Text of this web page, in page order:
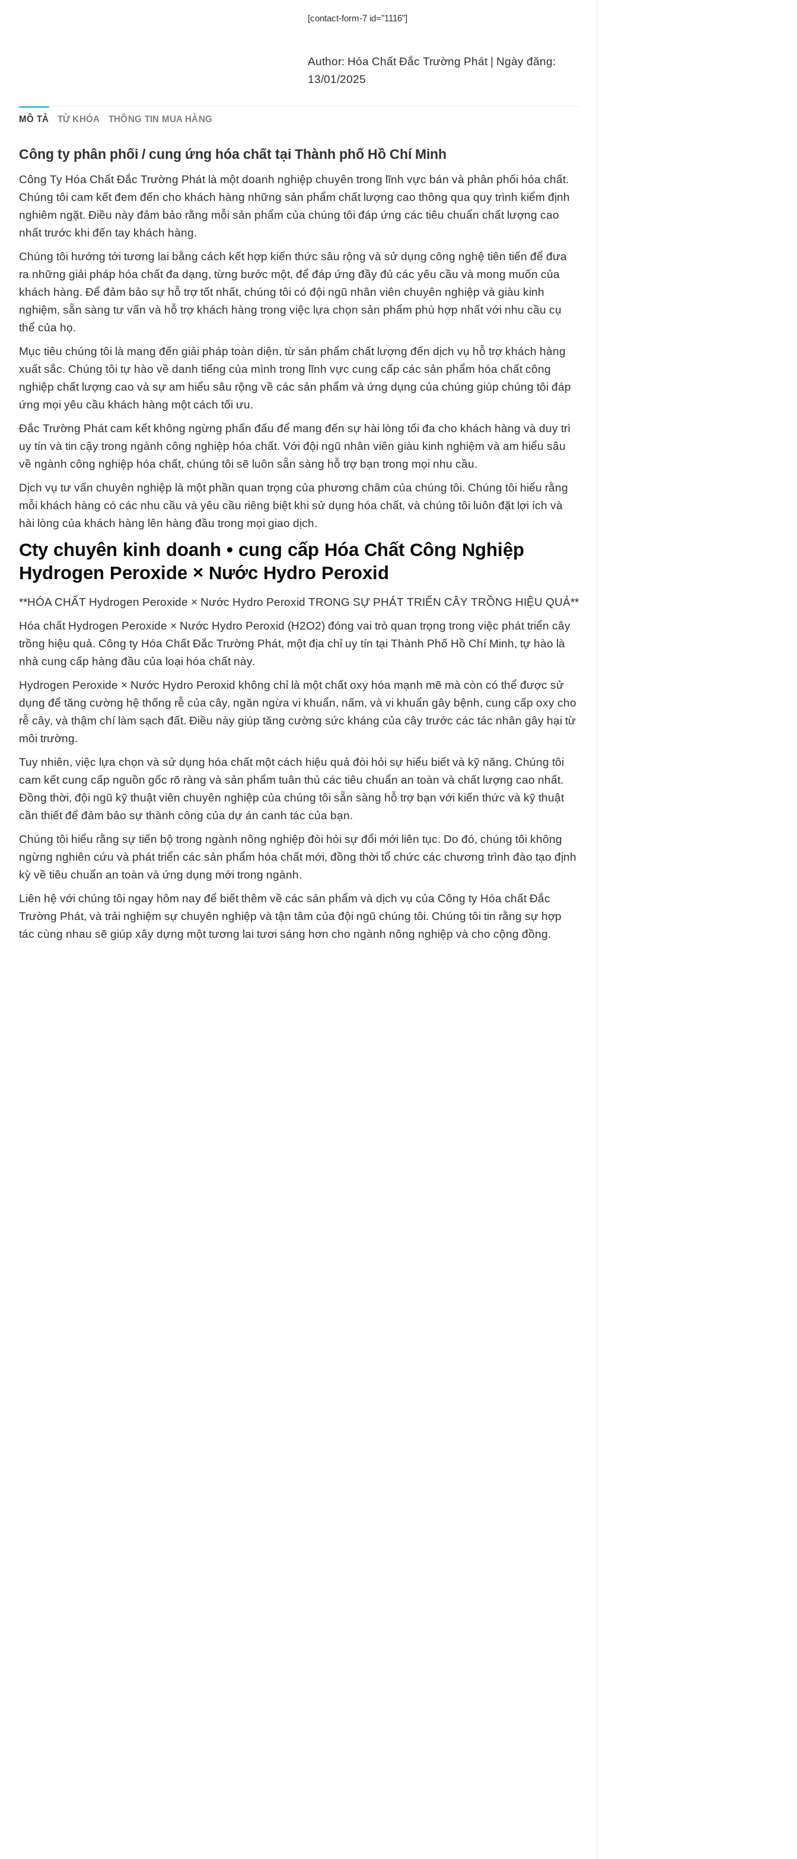
[contact-form-7 id="1116"]
Author: Hóa Chất Đắc Trường Phát | Ngày đăng:
13/01/2025
MÔ TẢ TỪ KHÓA THÔNG TIN MUA HÀNG
Công ty phân phối / cung ứng hóa chất tại Thành phố Hồ Chí Minh
Công Ty Hóa Chất Đắc Trường Phát là một doanh nghiệp chuyên trong lĩnh vực bán và phân phối hóa chất.
Chúng tôi cam kết đem đến cho khách hàng những sản phẩm chất lượng cao thông qua quy trình kiểm định
nghiêm ngặt. Điều này đảm bảo rằng mỗi sản phẩm của chúng tôi đáp ứng các tiêu chuẩn chất lượng cao
nhất trước khi đến tay khách hàng.
Chúng tôi hướng tới tương lai bằng cách kết hợp kiến thức sâu rộng và sử dụng công nghệ tiên tiến để đưa
ra những giải pháp hóa chất đa dạng, từng bước một, để đáp ứng đầy đủ các yêu cầu và mong muốn của
khách hàng. Để đảm bảo sự hỗ trợ tốt nhất, chúng tôi có đội ngũ nhân viên chuyên nghiệp và giàu kinh
nghiệm, sẵn sàng tư vấn và hỗ trợ khách hàng trong việc lựa chọn sản phẩm phù hợp nhất với nhu cầu cụ
thể của họ.
Mục tiêu chúng tôi là mang đến giải pháp toàn diện, từ sản phẩm chất lượng đến dịch vụ hỗ trợ khách hàng
xuất sắc. Chúng tôi tự hào về danh tiếng của mình trong lĩnh vực cung cấp các sản phẩm hóa chất công
nghiệp chất lượng cao và sự am hiểu sâu rộng về các sản phẩm và ứng dụng của chúng giúp chúng tôi đáp
ứng mọi yêu cầu khách hàng một cách tối ưu.
Đắc Trường Phát cam kết không ngừng phấn đấu để mang đến sự hài lòng tối đa cho khách hàng và duy trì
uy tín và tin cậy trong ngành công nghiệp hóa chất. Với đội ngũ nhân viên giàu kinh nghiệm và am hiểu sâu
về ngành công nghiệp hóa chất, chúng tôi sẽ luôn sẵn sàng hỗ trợ bạn trong mọi nhu cầu.
Dịch vụ tư vấn chuyên nghiệp là một phần quan trọng của phương châm của chúng tôi. Chúng tôi hiểu rằng
mỗi khách hàng có các nhu cầu và yêu cầu riêng biệt khi sử dụng hóa chất, và chúng tôi luôn đặt lợi ích và
hài lòng của khách hàng lên hàng đầu trong mọi giao dịch.
Cty chuyên kinh doanh • cung cấp Hóa Chất Công Nghiệp
Hydrogen Peroxide × Nước Hydro Peroxid
**HÓA CHẤT Hydrogen Peroxide × Nước Hydro Peroxid TRONG SỰ PHÁT TRIỂN CÂY TRỒNG HIỆU QUẢ**
Hóa chất Hydrogen Peroxide × Nước Hydro Peroxid (H2O2) đóng vai trò quan trọng trong việc phát triển cây
trồng hiệu quả. Công ty Hóa Chất Đắc Trường Phát, một địa chỉ uy tín tại Thành Phố Hồ Chí Minh, tự hào là
nhà cung cấp hàng đầu của loại hóa chất này.
Hydrogen Peroxide × Nước Hydro Peroxid không chỉ là một chất oxy hóa mạnh mẽ mà còn có thể được sử
dụng để tăng cường hệ thống rễ của cây, ngăn ngừa vi khuẩn, nấm, và vi khuẩn gây bệnh, cung cấp oxy cho
rễ cây, và thậm chí làm sạch đất. Điều này giúp tăng cường sức kháng của cây trước các tác nhân gây hại từ
môi trường.
Tuy nhiên, việc lựa chọn và sử dụng hóa chất một cách hiệu quả đòi hỏi sự hiểu biết và kỹ năng. Chúng tôi
cam kết cung cấp nguồn gốc rõ ràng và sản phẩm tuân thủ các tiêu chuẩn an toàn và chất lượng cao nhất.
Đồng thời, đội ngũ kỹ thuật viên chuyên nghiệp của chúng tôi sẵn sàng hỗ trợ bạn với kiến thức và kỹ thuật
cần thiết để đảm bảo sự thành công của dự án canh tác của bạn.
Chúng tôi hiểu rằng sự tiến bộ trong ngành nông nghiệp đòi hỏi sự đổi mới liên tục. Do đó, chúng tôi không
ngừng nghiên cứu và phát triển các sản phẩm hóa chất mới, đồng thời tổ chức các chương trình đào tạo định
kỳ về tiêu chuẩn an toàn và ứng dụng mới trong ngành.
Liên hệ với chúng tôi ngay hôm nay để biết thêm về các sản phẩm và dịch vụ của Công ty Hóa chất Đắc
Trường Phát, và trải nghiệm sự chuyên nghiệp và tận tâm của đội ngũ chúng tôi. Chúng tôi tin rằng sự hợp
tác cùng nhau sẽ giúp xây dựng một tương lai tươi sáng hơn cho ngành nông nghiệp và cho cộng đồng.